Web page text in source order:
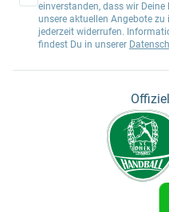
einverstanden, dass wir
unsere aktuellen Angebote
jederzeit widerrufen.
findest Du in unserer